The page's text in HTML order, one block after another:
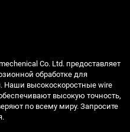
Co. Ltd. предоставляет
обработке для
высокоскоростные wire
высокую точность,
по всему миру. Запросите